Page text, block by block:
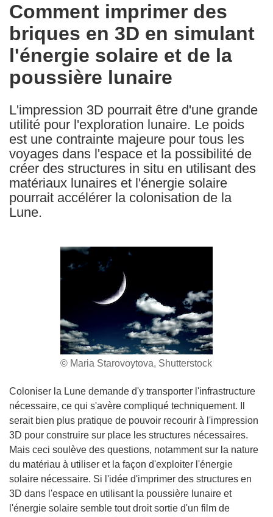
the
following
languages:
Comment imprimer des
briques en 3D en simulant
l'énergie solaire et de la
poussière lunaire
L'impression 3D pourrait être d'une grande
utilité pour l'exploration lunaire. Le poids
est une contrainte majeure pour tous les
voyages dans l'espace et la possibilité de
créer des structures in situ en utilisant des
matériaux lunaires et l'énergie solaire
pourrait accélérer la colonisation de la
Lune.
© Maria Starovoytova, Shutterstock
Coloniser la Lune demande d'y transporter l'infrastructure
nécessaire, ce qui s'avère compliqué techniquement. Il
serait bien plus pratique de pouvoir recourir à l'impression
3D pour construire sur place les structures nécessaires.
Mais ceci soulève des questions, notamment sur la nature
du matériau à utiliser et la façon d'exploiter l'énergie
solaire nécessaire. Si l'idée d'imprimer des structures en
3D dans l'espace en utilisant la poussière lunaire et
l'énergie solaire semble tout droit sortie d'un film de